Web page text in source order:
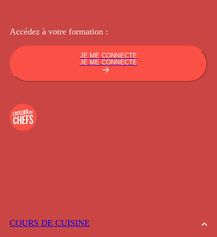
COURS DE CUISINE
Accédez à votre formation :
JE ME CONNECTE
JE ME CONNECTE